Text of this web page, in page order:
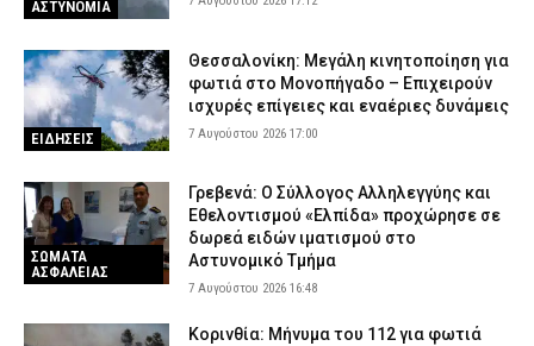
ΑΣΤΥΝΟΜΙΑ
ΕΙΔΗΣΕΙΣ
Θεσσαλονίκη: Μεγάλη κινητοποίηση για
φωτιά στο Μονοπήγαδο – Επιχειρούν
ισχυρές επίγειες και εναέριες δυνάμεις
7 Αυγούστου 2026 17:00
ΣΩΜΑΤΑ
ΑΣΦΑΛΕΙΑΣ
Γρεβενά: Ο Σύλλογος Αλληλεγγύης και
Εθελοντισμού «Ελπίδα» προχώρησε σε
δωρεά ειδών ιματισμού στο
Αστυνομικό Τμήμα
7 Αυγούστου 2026 16:48
Κορινθία: Μήνυμα του 112 για φωτιά